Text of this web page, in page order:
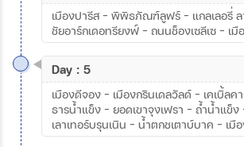
เมืองปารีส – พิพิธภัณฑ์ลูฟร์ - แกลเลอรี่
ชัยอาร์กเดอทรียงฟ์ – ถนนช็องเซลีเซ - เมื
Day : 5
เมืองดีจอง - เมืองกรินเดลวัลด์ - เคเบิ้ลค
ธารน้ำแข็ง – ยอดเขาจุงเฟรา – ถ้ำน้ำแข็
เลาเทอร์บรุนเนิน - น้ำตกชเตาบ์บาค – เมือ